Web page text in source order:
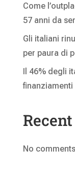
Come
57 anni da
Gli italiani
per paura di
Il 46% degli
finanziamenti
No